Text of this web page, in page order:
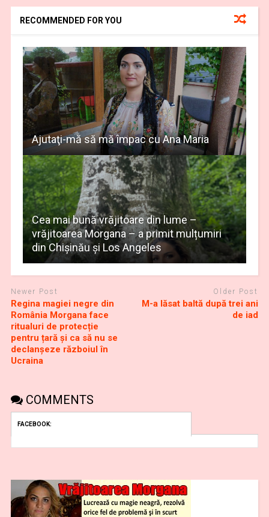
RECOMMENDED FOR YOU
Ajutaţi-mă să mă împac cu Ana Maria
Cea mai bună vrăjitoare din lume –
vrăjitoarea Morgana – a primit mulțumiri
din Chișinău și Los Angeles
Newer Post
Regina magiei negre din
România Morgana face
ritualuri de protecție
pentru țară și ca să nu se
declanșeze războiul în
Ucraina
Older Post
M-a lăsat baltă după trei ani
de iad
COMMENTS
FACEBOOK: